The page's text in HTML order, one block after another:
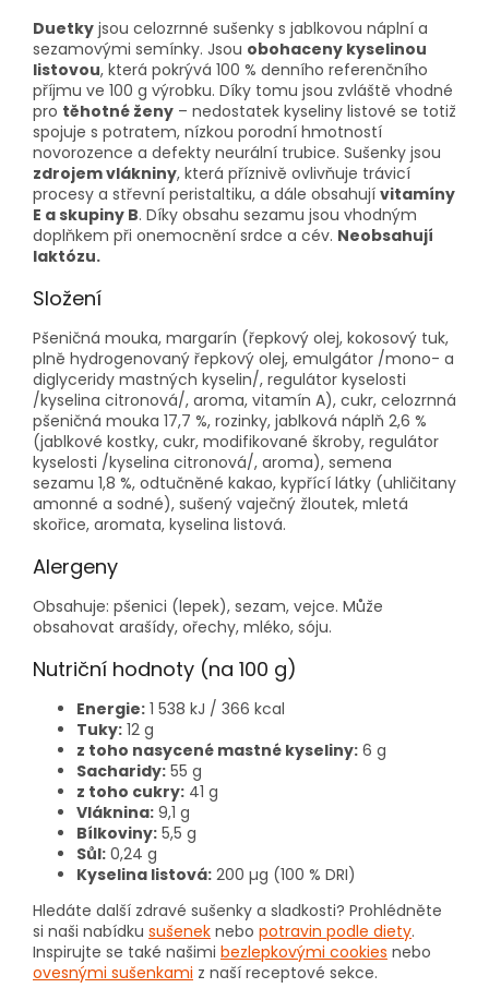
Duetky jsou celozrnné sušenky s jablkovou náplní a
sezamovými semínky. Jsou obohaceny kyselinou
listovou, která pokrývá 100 % denního referenčního
příjmu ve 100 g výrobku. Díky tomu jsou zvláště vhodné
pro těhotné ženy – nedostatek kyseliny listové se totiž
spojuje s potratem, nízkou porodní hmotností
novorozence a defekty neurální trubice. Sušenky jsou
zdrojem vlákniny, která příznivě ovlivňuje trávicí
procesy a střevní peristaltiku, a dále obsahují vitamíny
E a skupiny B. Díky obsahu sezamu jsou vhodným
doplňkem při onemocnění srdce a cév. Neobsahují
laktózu.
Složení
Pšeničná mouka, margarín (řepkový olej, kokosový tuk,
plně hydrogenovaný řepkový olej, emulgátor /mono- a
diglyceridy mastných kyselin/, regulátor kyselosti
/kyselina citronová/, aroma, vitamín A), cukr, celozrnná
pšeničná mouka 17,7 %, rozinky, jablková náplň 2,6 %
(jablkové kostky, cukr, modifikované škroby, regulátor
kyselosti /kyselina citronová/, aroma), semena
sezamu 1,8 %, odtučněné kakao, kypřící látky (uhličitany
amonné a sodné), sušený vaječný žloutek, mletá
skořice, aromata, kyselina listová.
Alergeny
Obsahuje: pšenici (lepek), sezam, vejce. Může
obsahovat arašídy, ořechy, mléko, sóju.
Nutriční hodnoty (na 100 g)
Energie: 1 538 kJ / 366 kcal
Tuky: 12 g
z toho nasycené mastné kyseliny: 6 g
Sacharidy: 55 g
z toho cukry: 41 g
Vláknina: 9,1 g
Bílkoviny: 5,5 g
Sůl: 0,24 g
Kyselina listová: 200 µg (100 % DRI)
Hledáte další zdravé sušenky a sladkosti? Prohlédněte
si naši nabídku sušenek nebo potravin podle diety.
Inspirujte se také našimi bezlepkovými cookies nebo
ovesnými sušenkami z naší receptové sekce.